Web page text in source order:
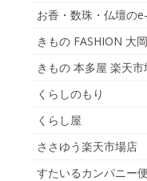
お香・数珠・仏壇の
きもの FASHION 大
きもの 本多屋 楽天市
くらしのもり
くらし屋
ささゆう楽天市場店
すたいるカンパニー